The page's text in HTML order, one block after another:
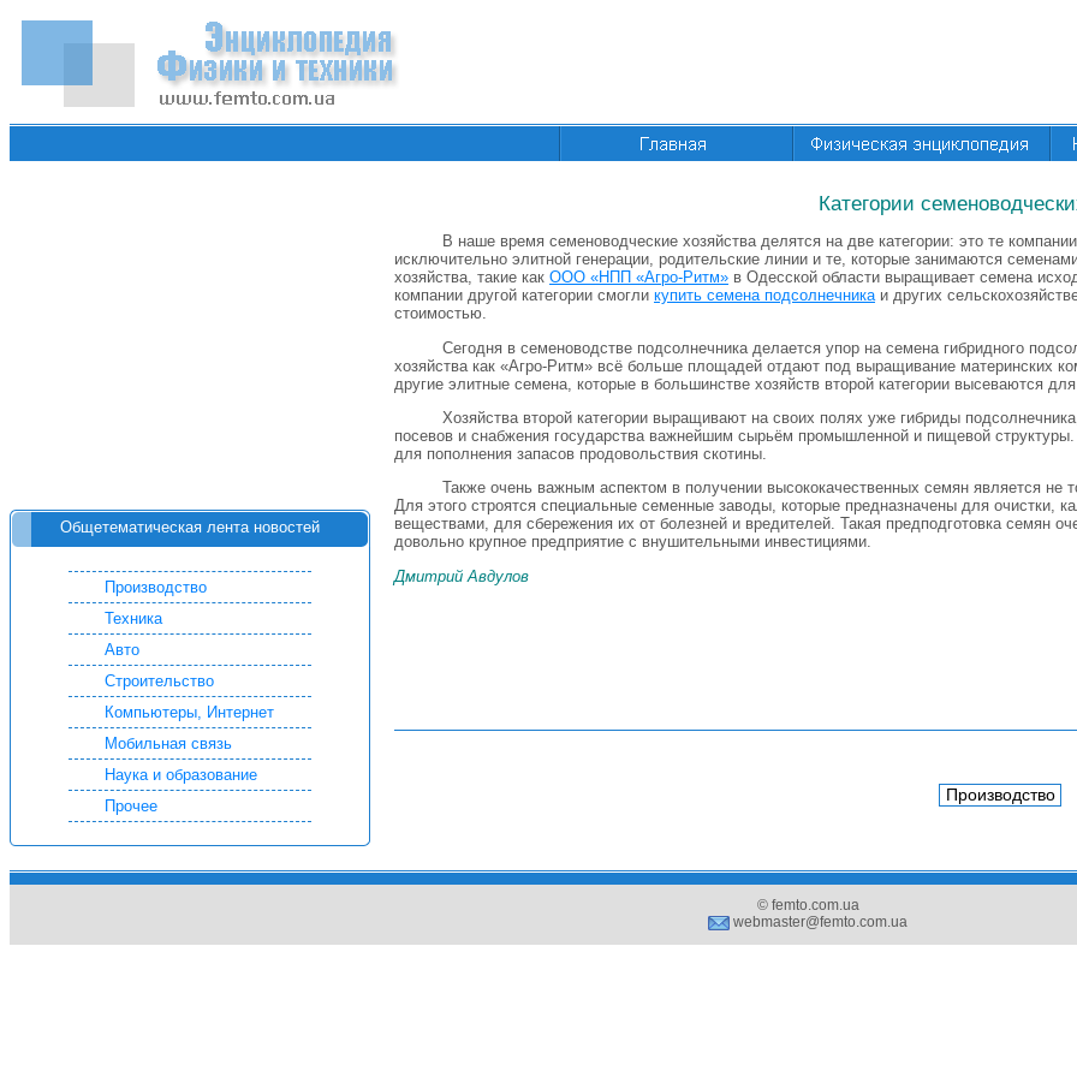
Общетематическая лента новостей
Производство
Техника
Авто
Строительство
Компьютеры, Интернет
Мобильная связь
Наука и образование
Прочее
Категории
В наше время семеноводческие хозяйства делятся на две категории: это те
исключительно элитной генерации, родительские линии и те, которые занимаются
хозяйства, такие как ООО «НПП «Агро-Ритм» в Одесской области выращивает семена
компании другой категории смогли купить семена подсолнечникаи других
стоимостью.
Сегодня в семеноводстве подсолнечника делается упор на семена гибридного
хозяйства как «Агро-Ритм» всё больше площадей отдают под выращивание материнских
другие элитные семена, которые в большинстве хозяйств второй категории высеваются
Хозяйства второй категории выращивают на своих полях уже гибриды
посевов и снабжения государства важнейшим сырьём промышленной и пищевой
для пополнения запасов продовольствия скотины.
Также очень важным аспектом в получении высококачественных семян является не
Для этого строятся специальные семенные заводы, которые предназначены для очистки,
веществами, для сбережения их от болезней и вредителей. Такая предподготовка семян
довольно крупное предприятие с внушительными инвестициями.
Дмитрий Авдулов
Производство
© femto.com.ua
webmaster@femto.com.ua